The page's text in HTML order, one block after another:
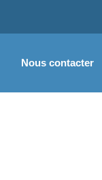
Nous contacter